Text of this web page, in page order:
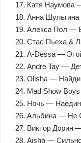
17. Катя Наумова
18. Анна
19. Алекса Пол —
20. Стас Пьеха &
21. A-Dessa —
22. Andre Tay —
23. Olisha —
24. Mad Show
25. Ночь —
26. Альбина — Не
27. Виктор Дорин
28. Aisha —